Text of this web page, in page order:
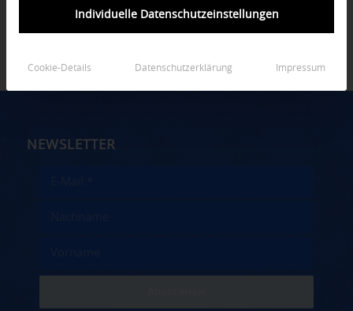
NEWSLETTER
Individuelle Datenschutzeinstellungen
Cookie-Details Datenschutzerklärung Impressum